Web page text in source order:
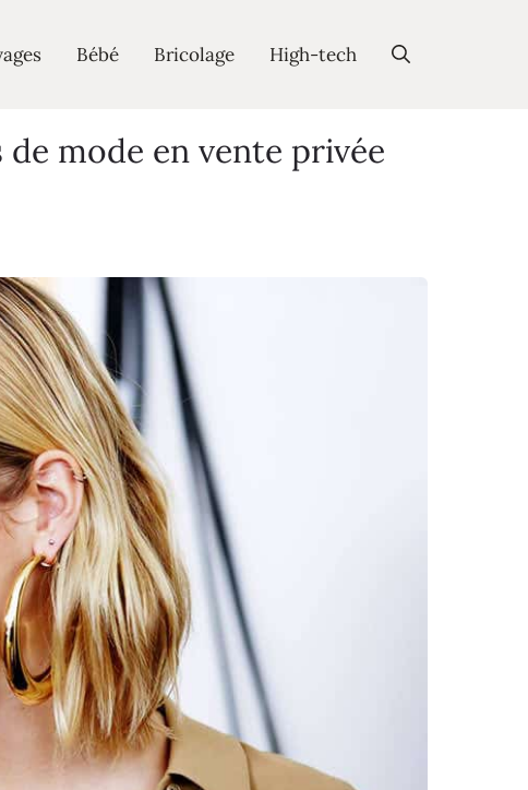
Bébé Bricolage High-tech
mode en vente privée